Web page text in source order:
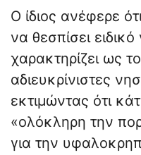
Ο ίδιος ανέφερε
να θεσπίσει
χαρακτηρίζει ως
αδιευκρίνιστες
εκτιμώντας ότι
«ολόκληρη την
για την